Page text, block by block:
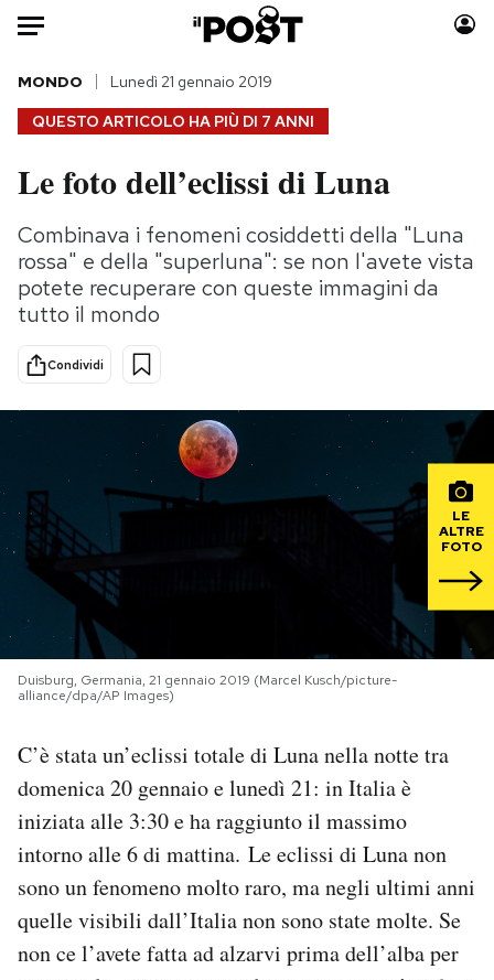
Auto
HOME
Italia
Politica
Internet
Scienza
Cultura
Economia
Moda
Consumismi
Storie/Idee
Altrecose
Mondiali calcio 2026
PODCAST
NEWSLETTER
I MIEI PREFERITI
SHOP
CALENDARIO
AREA PERSONALE
Area Personale
QUESTO ARTICOLO HA PIÙ DI 7 ANNI
MONDO Lunedì 21 gennaio 2019
Le foto dell’eclissi di Luna
Combinava i fenomeni cosiddetti della "Luna
rossa" e della "superluna": se non l'avete vista
potete recuperare con queste immagini da
tutto il mondo
Condividi
LE
ALTRE
FOTO
Duisburg, Germania, 21 gennaio 2019 (Marcel Kusch/picture-
alliance/dpa/AP Images)
C’è stata un’eclissi totale di Luna nella notte tra
domenica 20 gennaio e lunedì 21: in Italia è
iniziata alle 3:30 e ha raggiunto il massimo
intorno alle 6 di mattina. Le eclissi di Luna non
sono un fenomeno molto raro, ma negli ultimi anni
quelle visibili dall’Italia non sono state molte. Se
non ce l’avete fatta ad alzarvi prima dell’alba per